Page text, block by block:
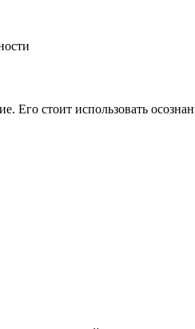
Его стоит использовать